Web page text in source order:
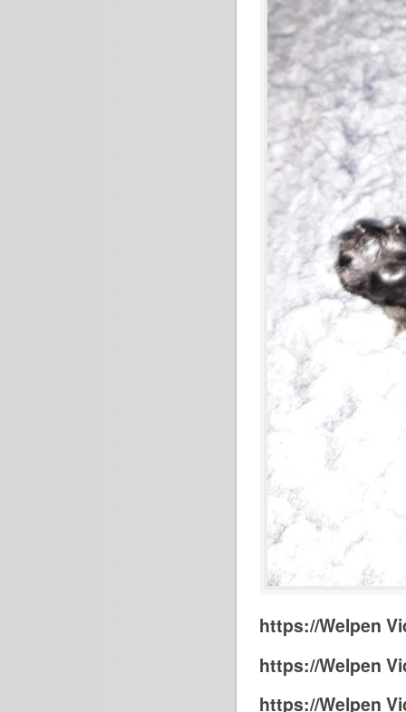
https://Welpen
https://Welpen
https://Welpen